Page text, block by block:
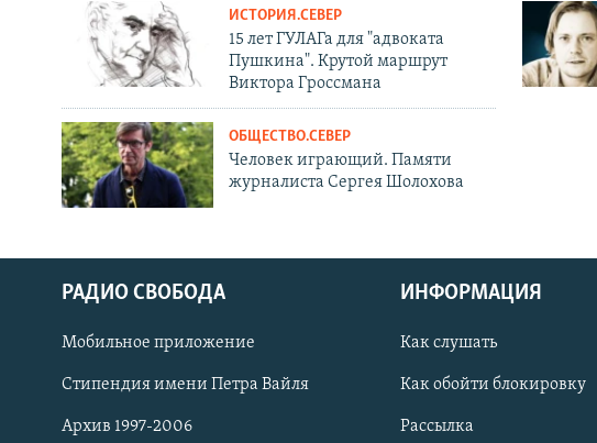
СОЦИАЛЬНЫЕ СЕТИ
ИСТОРИЯ.СЕВЕР
15 лет ГУЛАГа для "адвоката
Пушкина". Крутой маршрут
Виктора Гроссмана
ОБЩЕСТВО.СЕВЕР
Человек играющий. Памяти
журналиста Сергея Шолохова
РАДИО СВОБОДА
Мобильное приложение
Стипендия имени Петра Вайля
Архив 1997-2006
ИНФОРМАЦИЯ
Как слушать
Как обойти блокировку
Рассылка